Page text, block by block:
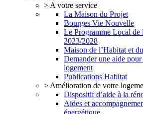
> A votre service
La Maison du Projet
Bourges Vie Nouvelle
Le Programme Local
2023/2028
Maison de l’Habitat et
Demander une aide
logement
Publications Habitat
> Amélioration de votre
Dispositif d’aide à la
Aides et
énergétique